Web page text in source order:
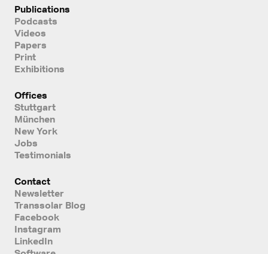
Publications
Podcasts
Videos
Papers
Print
Exhibitions
Offices
Stuttgart
München
New York
Jobs
Testimonials
Contact
Newsletter
Transsolar Blog
Facebook
Instagram
LinkedIn